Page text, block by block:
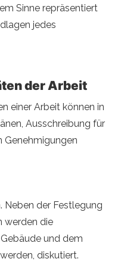
Sinne repräsentiert
jedes
der Arbeit
einer Arbeit können in
Ausschreibung für
Genehmigungen
Neben der Festlegung
werden die
und dem
diskutiert.